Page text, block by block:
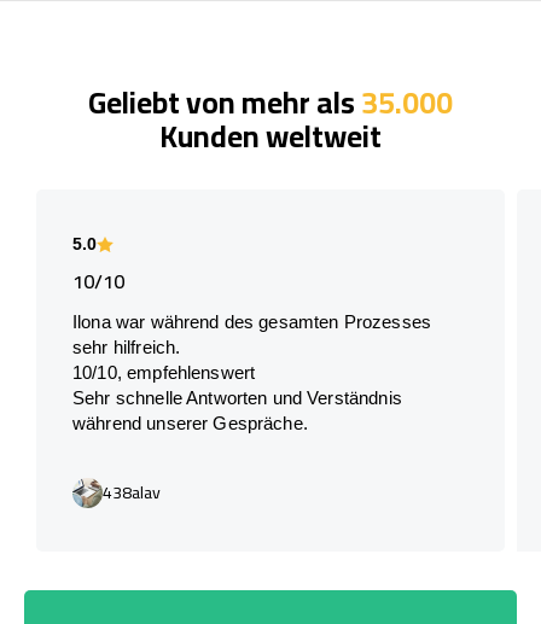
Geliebt von mehr als35.000
Kunden weltweit
5.0
10/10
Ilona war während des gesamten Prozesses
sehr hilfreich.
10/10, empfehlenswert
Sehr schnelle Antworten und Verständnis
während unserer Gespräche.
438alav